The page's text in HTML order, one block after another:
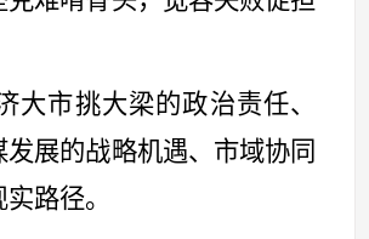
大市挑大梁的政治责任、
发展的战略机遇、市域协同
路径。